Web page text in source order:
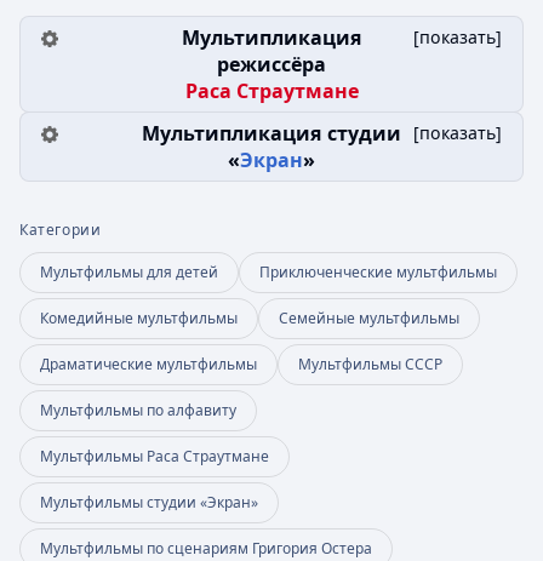
[показать]
Мультипликация
режиссёра
Раса Страутмане
[показать]
Мультипликация студии
«Экран»
Категории
Мультфильмы для детей Приключенческие мультфильмы
Комедийные мультфильмы Семейные мультфильмы
Драматические мультфильмы Мультфильмы СССР
Мультфильмы по алфавиту
Мультфильмы Раса Страутмане
Мультфильмы студии «Экран»
Мультфильмы по сценариям Григория Остера